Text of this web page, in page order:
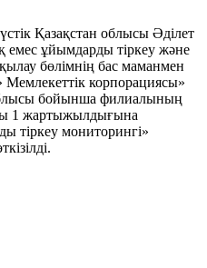
Қазақстан облысы Әділет
емес ұйымдарды тіркеу және
бөлімнің бас маманмен
Мемлекеттік корпорациясы»
бойынша филиалының
1 жартыжылдығына
тіркеу мониторингі»